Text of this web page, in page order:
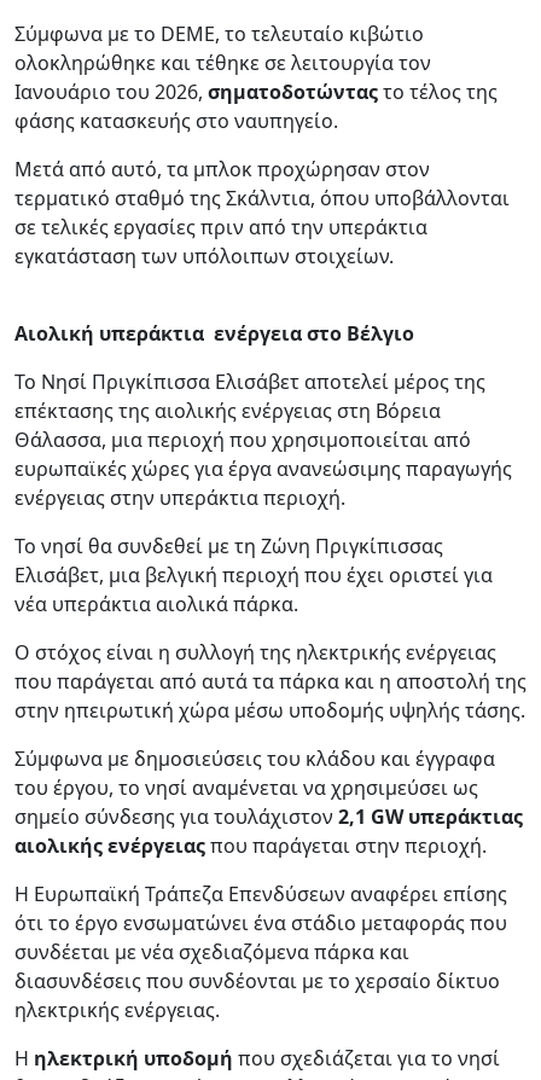
Σύμφωνα με το DEME, το τελευταίο κιβώτιο
ολοκληρώθηκε και τέθηκε σε λειτουργία τον
Ιανουάριο του 2026, σηματοδοτώνταςτο τέλος της
φάσης κατασκευής στο ναυπηγείο.
Μετά από αυτό, τα μπλοκ προχώρησαν στον
τερματικό σταθμό της Σκάλντια, όπου υποβάλλονται
σε τελικές εργασίες πριν από την υπεράκτια
εγκατάσταση των υπόλοιπων στοιχείων.
Αιολική υπεράκτια ενέργεια στο Βέλγιο
Το Νησί Πριγκίπισσα Ελισάβετ αποτελεί μέρος της
επέκτασης της αιολικής ενέργειας στη Βόρεια
Θάλασσα, μια περιοχή που χρησιμοποιείται από
ευρωπαϊκές χώρες για έργα ανανεώσιμης παραγωγής
ενέργειας στην υπεράκτια περιοχή.
Το νησί θα συνδεθεί με τη Ζώνη Πριγκίπισσας
Ελισάβετ, μια βελγική περιοχή που έχει οριστεί για
νέα υπεράκτια αιολικά πάρκα.
Ο στόχος είναι η συλλογή της ηλεκτρικής ενέργειας
που παράγεται από αυτά τα πάρκα και η αποστολή της
στην ηπειρωτική χώρα μέσω υποδομής υψηλής τάσης.
Σύμφωνα με δημοσιεύσεις του κλάδου και έγγραφα
του έργου, το νησί αναμένεται να χρησιμεύσει ως
σημείο σύνδεσης για τουλάχιστον 2,1 GW υπεράκτιας
αιολικής ενέργειαςπου παράγεται στην περιοχή.
Η Ευρωπαϊκή Τράπεζα Επενδύσεων αναφέρει επίσης
ότι το έργο ενσωματώνει ένα στάδιο μεταφοράς που
συνδέεται με νέα σχεδιαζόμενα πάρκα και
διασυνδέσεις που συνδέονται με το χερσαίο δίκτυο
ηλεκτρικής ενέργειας.
Η ηλεκτρική υποδομή που σχεδιάζεται για το νησί